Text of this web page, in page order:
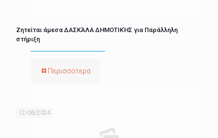
Ζητείται άμεσα ΔΑΣΚΆΛΑ ΔΗΜΟΤΙΚΉΣ για Παράλληλη
στήριξη
Περισσότερα
12/06/2024